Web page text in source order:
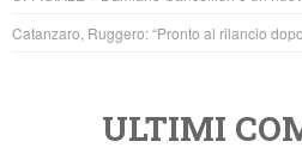
Catanzaro, Ruggero: “Pronto al rilancio
ULTIMI